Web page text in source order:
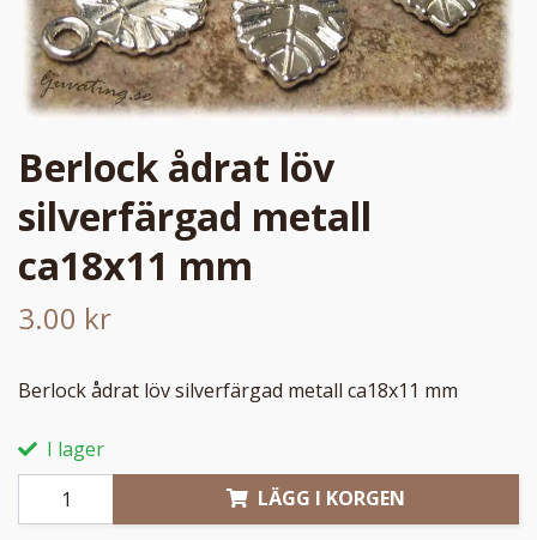
Berlock ådrat löv
silverfärgad metall
ca18x11 mm
3.00 kr
Berlock ådrat löv silverfärgad metall ca18x11 mm
I lager
LÄGG I KORGEN